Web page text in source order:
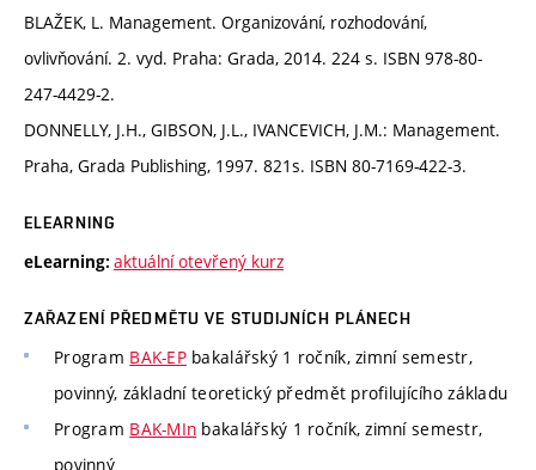
BLAŽEK, L. Management. Organizování, rozhodování,
ovlivňování. 2. vyd. Praha: Grada, 2014. 224 s. ISBN 978-80-
247-4429-2.
DONNELLY, J.H., GIBSON, J.L., IVANCEVICH, J.M.: Management.
Praha, Grada Publishing, 1997. 821s. ISBN 80-7169-422-3.
ELEARNING
eLearning: aktuální otevřený kurz
ZAŘAZENÍ PŘEDMĚTU VE STUDIJNÍCH PLÁNECH
Program BAK-EPbakalářský 1 ročník, zimní semestr,
povinný, základní teoretický předmět profilujícího základu
Program BAK-MIn bakalářský 1 ročník, zimní semestr,
povinný